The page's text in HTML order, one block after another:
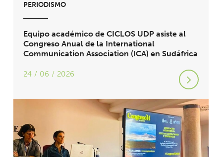
PERIODISMO
Equipo académico de CICLOS UDP asiste al
Congreso Anual de la International
Communication Association (ICA) en Sudáfrica
24 / 06 / 2026